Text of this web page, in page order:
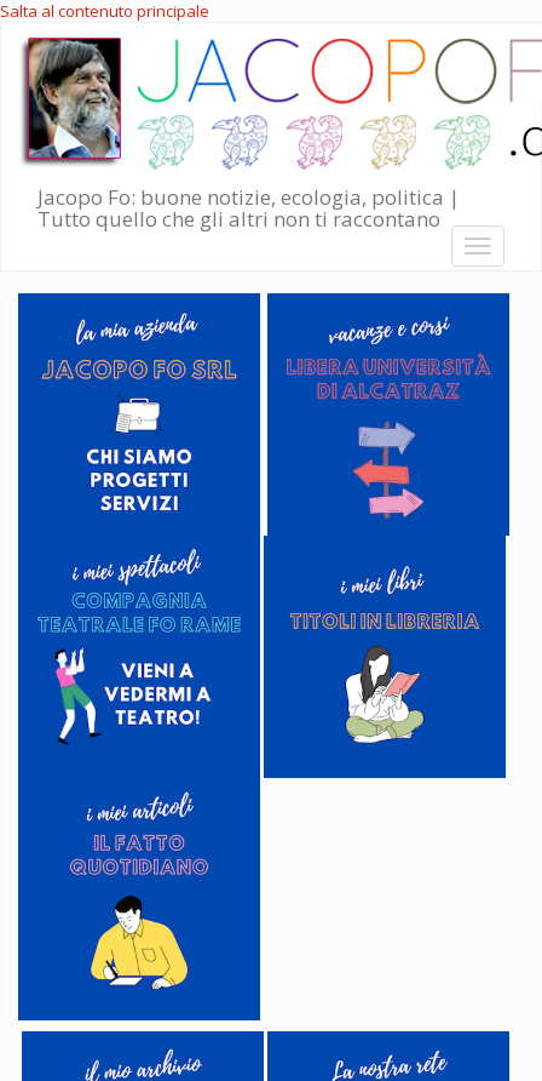
Salta al contenuto principale
Jacopo Fo: buone notizie, ecologia, politica |
Tutto quello che gli altri non ti raccontano
Toggle